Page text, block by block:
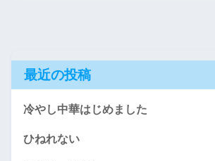
最近の投稿
冷やし中華はじめました
ひねれない